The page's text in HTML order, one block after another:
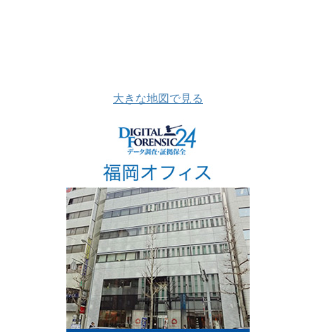
大きな地図で見る